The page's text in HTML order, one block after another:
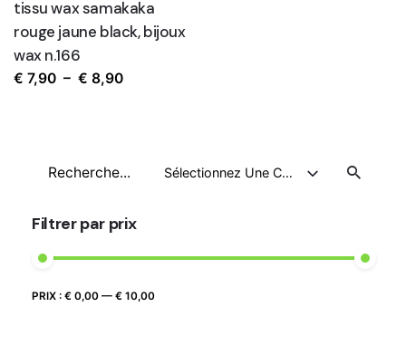
Recherche
Sélectionnez Une Catégorie
Filtrer par prix
Prix
Prix
PRIX : € 0,00 — € 10,00
tissu wax samakaka
rouge jaune black, bijoux
wax n.166
€ 7,90 – € 8,90Plage